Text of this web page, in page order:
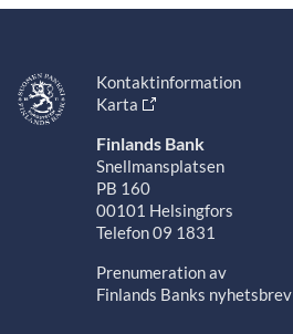
Kontaktinformation
Karta
Finlands Bank
Snellmansplatsen
PB 160
00101 Helsingfors
Telefon 09 1831
Prenumeration av
Finlands Banks nyhetsbrev